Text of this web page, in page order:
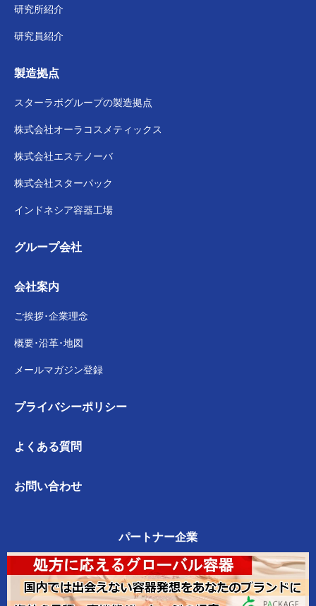
研究所紹介
研究員紹介
製造拠点
スターラボグループの製造拠点
株式会社オーラコスメティックス
株式会社エステノーバ
株式会社スターパック
インドネシア容器工場
グループ会社
会社案内
ご挨拶･企業理念
概要･沿革･地図
メールマガジン登録
よくある質問
プライバシーポリシー
お問い合わせ
パートナー企業